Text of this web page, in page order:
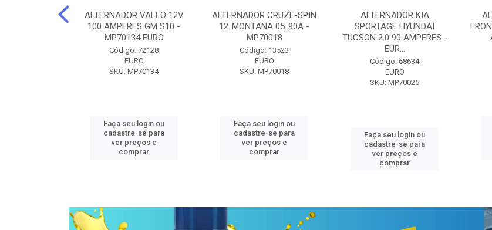
ALTERNADOR VALEO 12V
100 AMPERES GM S10 -
MP70134 EURO
Código: 72128
EURO
SKU: MP70134
Faça seu login ou
cadastre-se para
ver preços e
comprar
ALTERNADOR CRUZE-SPIN
12..MONTANA 05..90A -
MP70018
Código: 13523
EURO
SKU: MP70018
Faça seu login ou
cadastre-se para
ver preços e
comprar
ALTERNADOR KIA
SPORTAGE HYUNDAI
TUCSON 2.0 90 AMPERES -
EUR...
Código: 68634
EURO
SKU: MP70025
Faça seu login ou
cadastre-se para
ver preços e
comprar